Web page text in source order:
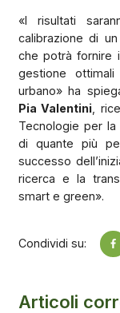
«I risultati
calibrazione di
che potrà fornire
gestione
urbano» ha
Pia Valentini ,
Tecnologie per la
di quante più
successo
ricerca e la
smart e green».
Condividi su:
Articoli